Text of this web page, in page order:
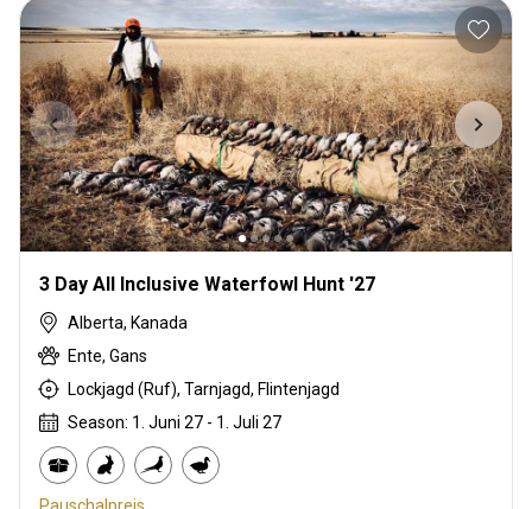
3 Day All Inclusive Waterfowl Hunt '27
Alberta, Kanada
Ente, Gans
Lockjagd (Ruf), Tarnjagd, Flintenjagd
Season: 1. Juni 27 - 1. Juli 27